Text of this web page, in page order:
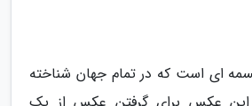
ای است که در تمام جهان شناخته